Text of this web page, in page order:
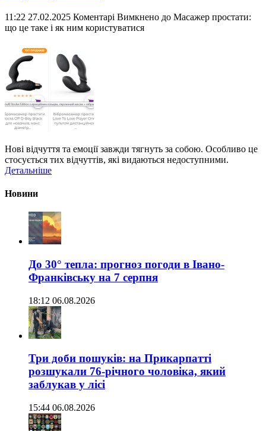
11:22 27.02.2025 Коментарі Вимкнено до Масажер простати:
що це таке і як ним користуватися
Нові відчуття та емоції завжди тягнуть за собою. Особливо це
стосується тих відчуттів, які видаються недоступними.
Детальніше
Новини
До 30° тепла: прогноз погоди в Івано-
Франківську на 7 серпня
18:12 06.08.2026
Три доби пошуків: на Прикарпатті
розшукали 76-річного чоловіка, який
заблукав у лісі
15:44 06.08.2026